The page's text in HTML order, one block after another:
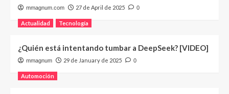
mmagnum.com 27 de April de 2025 0
Actualidad Tecnología
¿Quién está intentando tumbar a DeepSeek? [VIDEO]
mmagnum 29 de January de 2025 0
Automoción